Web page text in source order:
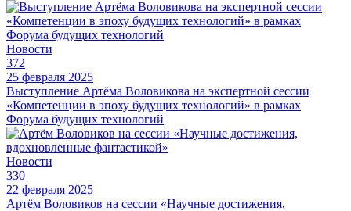
Новости
372
25 февраля 2025
Выступление Артёма Воловикова на экспертной сессии
«Компетенции в эпоху будущих технологий» в рамках
Форума будущих технологий
Новости
330
22 февраля 2025
Артём Воловиков на сессии «Научные достижения,